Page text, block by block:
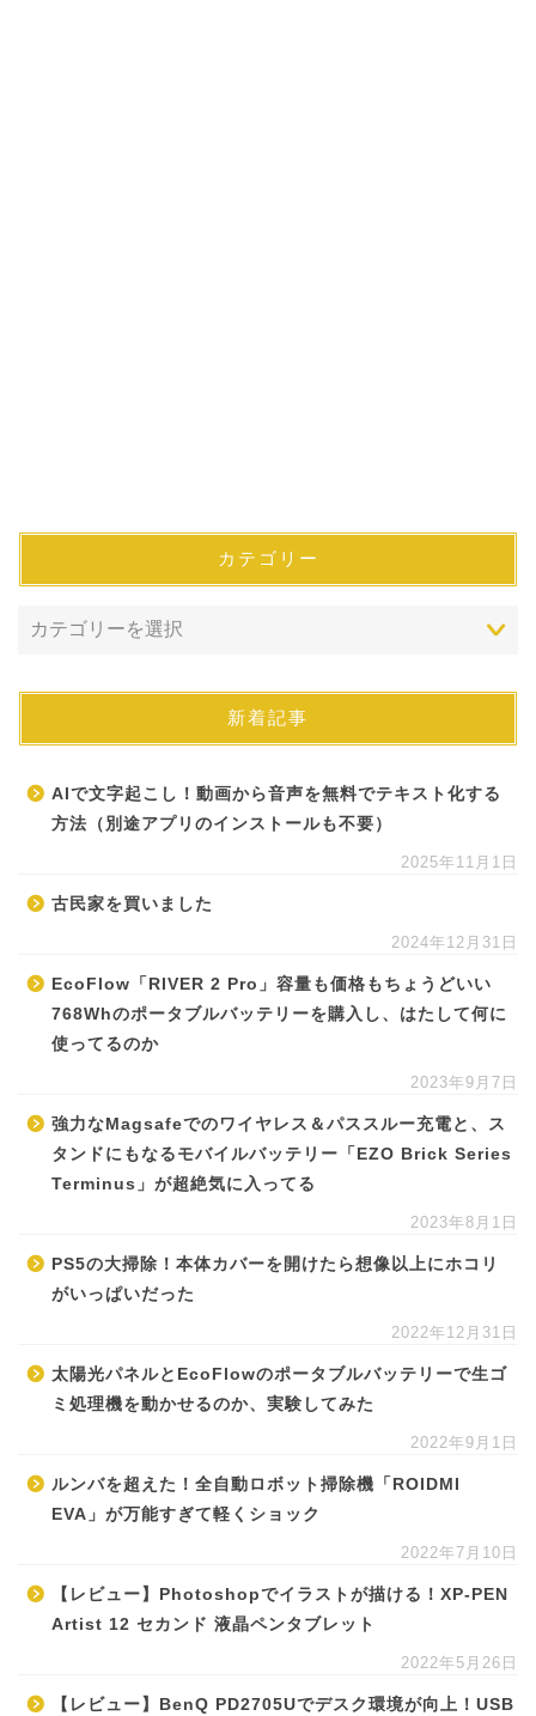
カテゴリー
新着記事
AIで文字起こし！動画から音声を無料でテキスト化する
方法（別途アプリのインストールも不要）
2025年11月1日
古民家を買いました
2024年12月31日
EcoFlow「RIVER 2 Pro」容量も価格もちょうどいい
768Whのポータブルバッテリーを購入し、はたして何に
使ってるのか
2023年9月7日
強力なMagsafeでのワイヤレス＆パススルー充電と、ス
タンドにもなるモバイルバッテリー「EZO Brick Series
Terminus」が超絶気に入ってる
2023年8月1日
PS5の大掃除！本体カバーを開けたら想像以上にホコリ
がいっぱいだった
2022年12月31日
太陽光パネルとEcoFlowのポータブルバッテリーで生ゴ
ミ処理機を動かせるのか、実験してみた
2022年9月1日
ルンバを超えた！全自動ロボット掃除機「ROIDMI
EVA」が万能すぎて軽くショック
2022年7月10日
【レビュー】Photoshopでイラストが描ける！XP-PEN
Artist 12 セカンド 液晶ペンタブレット
2022年5月26日
【レビュー】BenQ PD2705Uでデスク環境が向上！USB